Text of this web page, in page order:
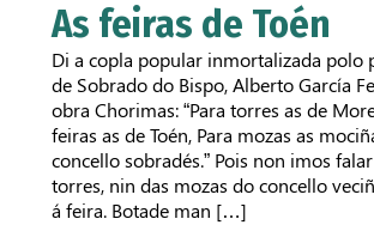
Proxectos
Participa
As feiras de Toén
Di a copla popular inmortalizada polo
de Sobrado do Bispo, Alberto García
obra Chorimas: “Para torres as de
feiras as de Toén, Para mozas as
concello sobradés.” Pois non imos
torres, nin das mozas do concello
á feira. Botade man […]